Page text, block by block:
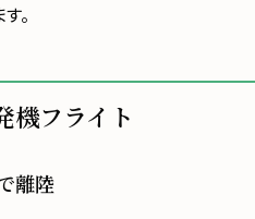
。
機フライト
離陸